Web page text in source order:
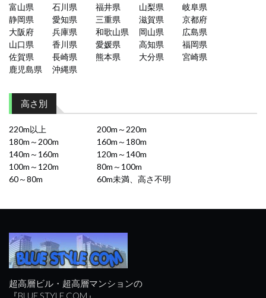
富山県
石川県 福井県 山梨県
岐阜県
静岡県
愛知県 三重県 滋賀県
京都府
大阪府
兵庫県 和歌山県 岡山県
広島県
山口県
香川県 愛媛県 高知県
福岡県
佐賀県
長崎県 熊本県 大分県
宮崎県
鹿児島県
沖縄県
高さ別
220m以上
200m～220m
180m～200m
160m～180m
140m～160m
120m～140m
100m～120m
80m～100m
60～80m
60m未満、高さ不明
超高層ビル・超高層マンションの
『BLUE STYLE COM』